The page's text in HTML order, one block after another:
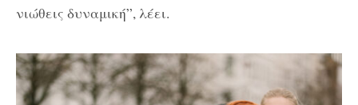
νιώθεις δυναμική”, λέει.